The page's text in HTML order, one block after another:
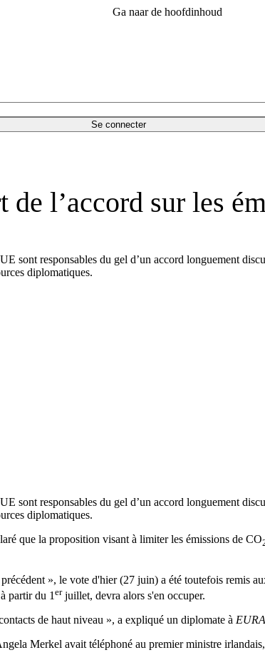
Ga naar de hoofdinhoud
Se connecter
l’accord sur les
sont responsables du gel d’un accord longuement
diplomatiques.
sont responsables du gel d’un accord longuement
diplomatiques.
que la proposition visant à limiter les émissions de CO
», le vote d'hier (27 juin) a été toutefois remis
partir du 1 erjuillet, devra alors s'en occuper.
de haut niveau », a expliqué un diplomate à
Merkel avait téléphoné au premier ministre